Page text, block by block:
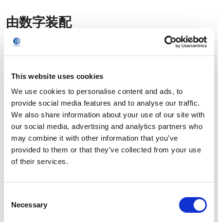
This website uses cookies
We use cookies to personalise content and ads, to
provide social media features and to analyse our traffic.
We also share information about your use of our site with
our social media, advertising and analytics partners who
may combine it with other information that you’ve
provided to them or that they’ve collected from your use
of their services.
Selection
Necessary
由数字装配
3个不同的地区安装超过10 个ComauFlex系统